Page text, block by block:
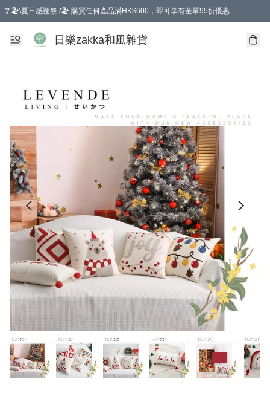
🎐🏖️\夏日感謝祭 /🏖️ 購買任何產品滿HK$600，即可享有全單95折優惠
選擇GoGoX住宅/工商地址配送，單一訂單消費購物滿HK$680(折扣後），可享有
日樂zakka和風雜貨